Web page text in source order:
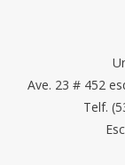
Ave. 23 # 452
Telf.